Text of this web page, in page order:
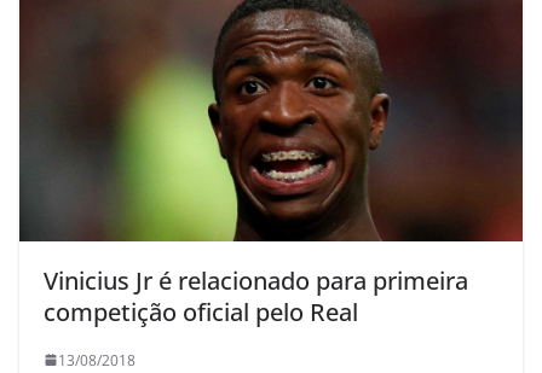
Vinicius Jr é relacionado para primeira
competição oficial pelo Real
13/08/2018